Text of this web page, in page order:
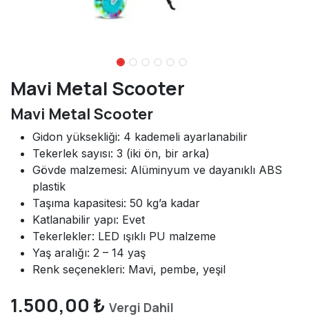
Mavi Metal Scooter
Mavi Metal Scooter
Gidon yüksekliği: 4 kademeli ayarlanabilir
Tekerlek sayısı: 3 (iki ön, bir arka)
Gövde malzemesi: Alüminyum ve dayanıklı ABS
plastik
Taşıma kapasitesi: 50 kg’a kadar
Katlanabilir yapı: Evet
Tekerlekler: LED ışıklı PU malzeme
Yaş aralığı: 2 – 14 yaş
Renk seçenekleri: Mavi, pembe, yeşil
1.500,00 ₺ Vergi Dahil